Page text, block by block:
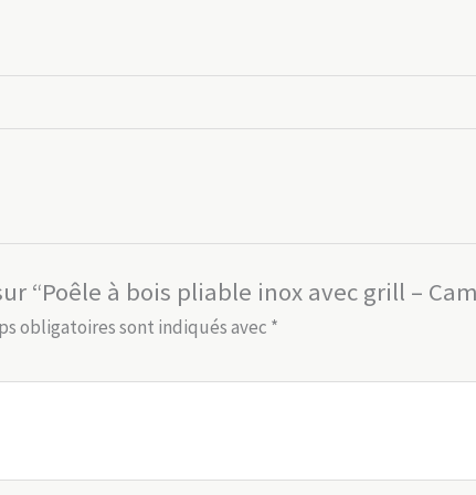
“Poêle à bois pliable inox avec grill –
obligatoires sont indiqués avec *